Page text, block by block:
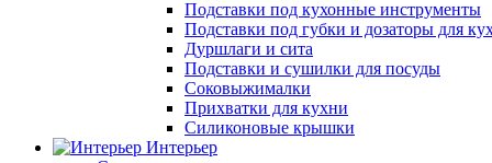
Подставки под кухонные инструменты
Подставки под губки и дозаторы для
Дуршлаги и сита
Подставки и сушилки для посуды
Соковыжималки
Прихватки для кухни
Силиконовые крышки
Интерьер